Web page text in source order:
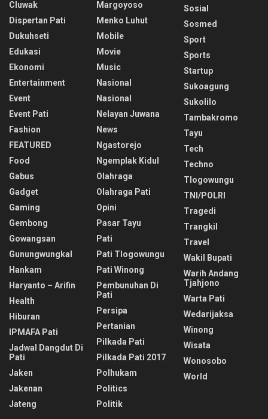
Cluwak
Dispertan Pati
Dukuhseti
Edukasi
Ekonomi
Entertainment
Event
Event Pati
Fashion
FEATURED
Food
Gabus
Gadget
Gaming
Gembong
Gowangsan
Gunungwungkal
Hankam
Haryanto – Arifin
Health
Hiburan
IPMAFA Pati
Jadwal Dangdut Di
Pati
Jaken
Jakenan
Jateng
Margoyoso
Menko Luhut
Mobile
Movie
Music
Nasional
Nasional
Nelayan Juwana
News
Ngastorejo
Ngemplak Kidul
Olahraga
Olahraga Pati
Opini
Pasar Tayu
Pati
Pati Tlogowungu
Pati Winong
Pembunuhan Di
Pati
Persipa
Pertanian
Pilkada Pati
Pilkada Pati 2017
Polhukam
Politics
Politik
Sosial
Sosmed
Sport
Sports
Startup
Sukoagung
Sukolilo
Tambakromo
Tayu
Tech
Techno
Tlogowungu
TNI/POLRI
Tragedi
Trangkil
Travel
Wakil Bupati
Warih Andang
Tjahjono
Warta Pati
Wedarijaksa
Winong
Wisata
Wonosobo
World